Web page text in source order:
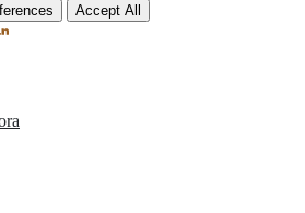
Accept All